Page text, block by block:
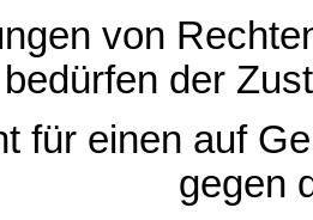
von
der
für einen auf
gegen